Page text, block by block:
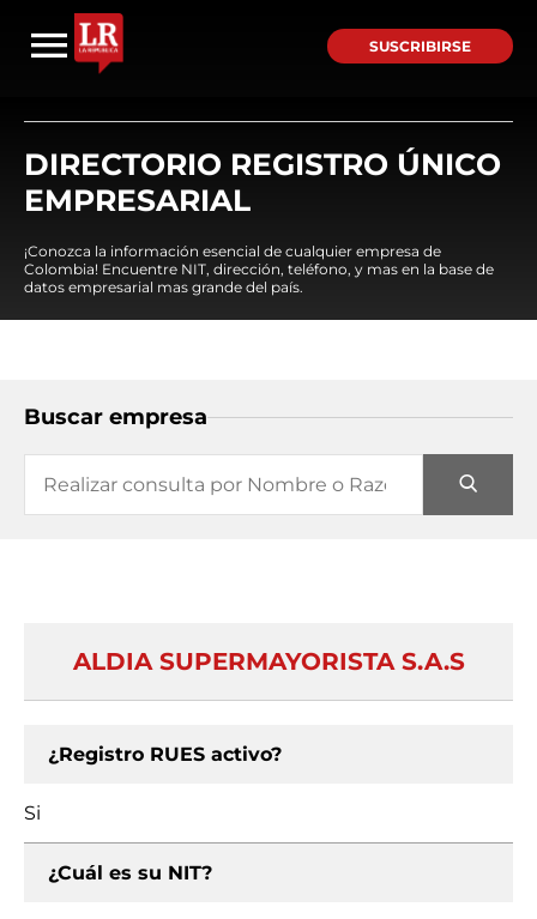
SUSCRIBIRSE
DIRECTORIO REGISTRO ÚNICO
EMPRESARIAL
¡Conozca la información esencial de cualquier empresa de
Colombia! Encuentre NIT, dirección, teléfono, y mas en la base de
datos empresarial mas grande del país.
Buscar empresa
ALDIA SUPERMAYORISTA S.A.S
¿Registro RUES activo?
Si
¿Cuál es su NIT?